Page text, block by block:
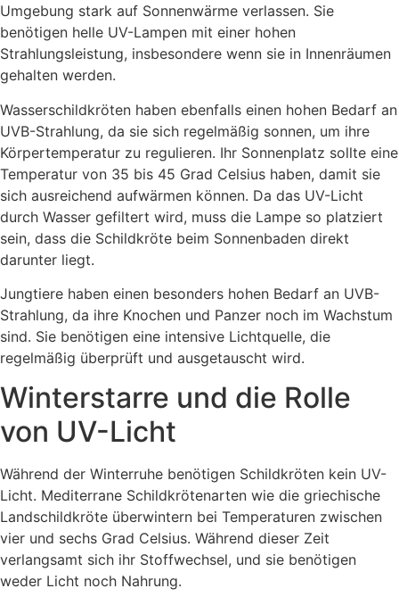
Umgebung stark auf Sonnenwärme verlassen. Sie
benötigen helle UV-Lampen mit einer hohen
Strahlungsleistung, insbesondere wenn sie in Innenräumen
gehalten werden.
Wasserschildkröten haben ebenfalls einen hohen Bedarf an
UVB-Strahlung, da sie sich regelmäßig sonnen, um ihre
Körpertemperatur zu regulieren. Ihr Sonnenplatz sollte eine
Temperatur von 35 bis 45 Grad Celsius haben, damit sie
sich ausreichend aufwärmen können. Da das UV-Licht
durch Wasser gefiltert wird, muss die Lampe so platziert
sein, dass die Schildkröte beim Sonnenbaden direkt
darunter liegt.
Jungtiere haben einen besonders hohen Bedarf an UVB-
Strahlung, da ihre Knochen und Panzer noch im Wachstum
sind. Sie benötigen eine intensive Lichtquelle, die
regelmäßig überprüft und ausgetauscht wird.
Winterstarre und die Rolle
von UV-Licht
Während der Winterruhe benötigen Schildkröten kein UV-
Licht. Mediterrane Schildkrötenarten wie die griechische
Landschildkröte überwintern bei Temperaturen zwischen
vier und sechs Grad Celsius. Während dieser Zeit
verlangsamt sich ihr Stoffwechsel, und sie benötigen
weder Licht noch Nahrung.